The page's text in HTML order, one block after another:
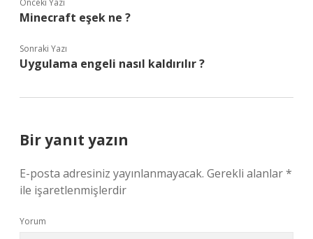
Önceki Yazı
Minecraft eşek ne ?
Sonraki Yazı
Uygulama engeli nasıl kaldırılır ?
Bir yanıt yazın
E-posta adresiniz yayınlanmayacak. Gerekli alanlar*
ile işaretlenmişlerdir
Yorum